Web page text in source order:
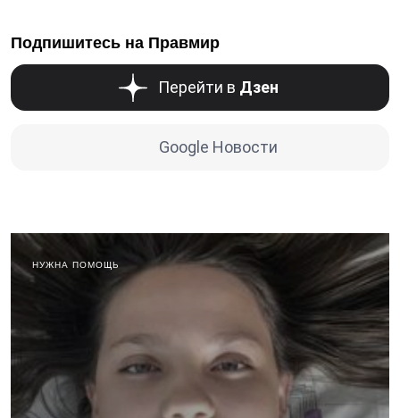
Подпишитесь на Правмир
Перейти в Дзен
Google Новости
НУЖНА ПОМОЩЬ